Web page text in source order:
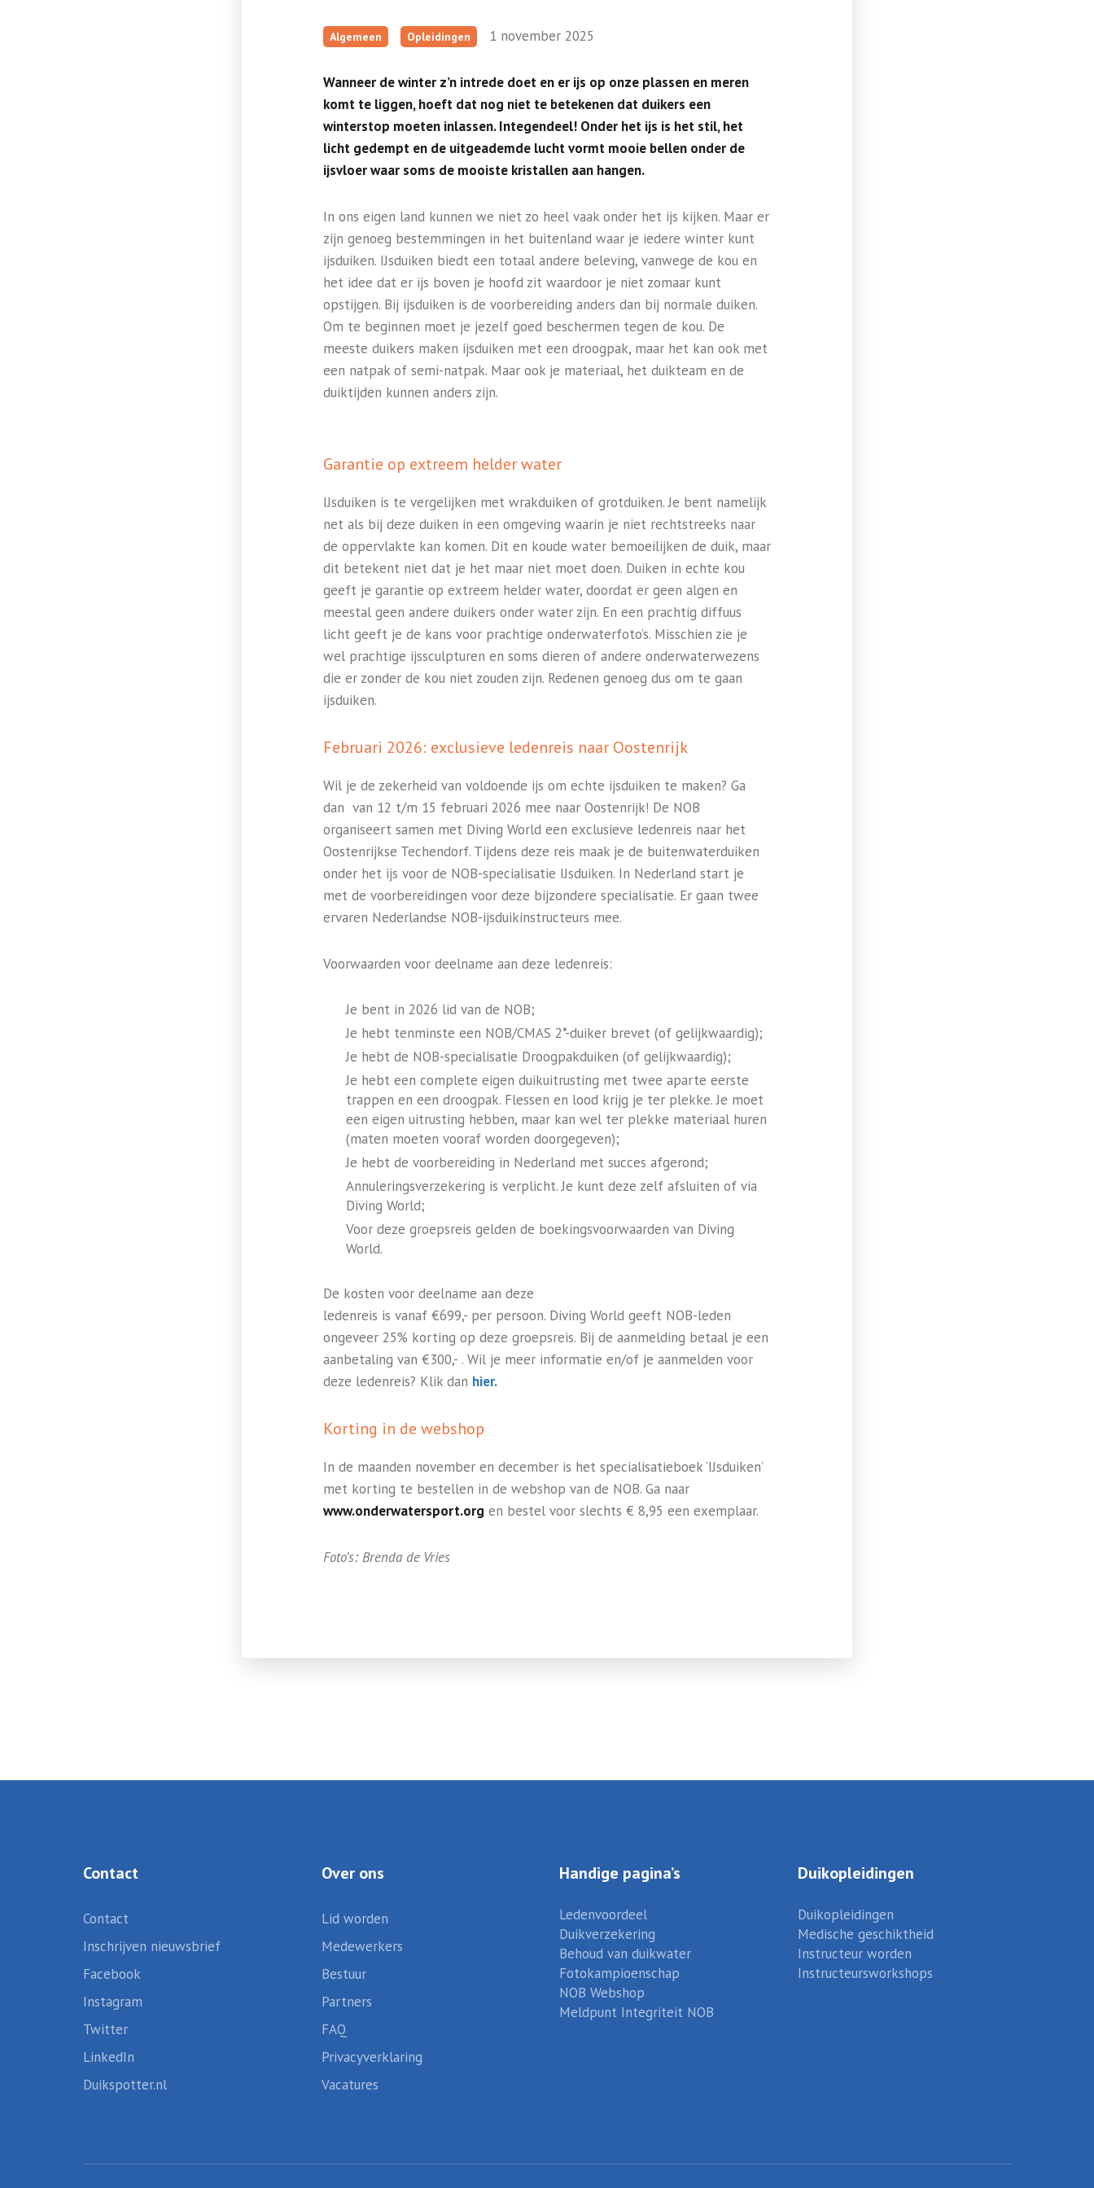
Algemeen Opleidingen 1 november 2025
Wanneer de winter z’n intrede doet en er ijs op onze plassen en meren
komt te liggen, hoeft dat nog niet te betekenen dat duikers een
winterstop moeten inlassen. Integendeel! Onder het ijs is het stil, het
licht gedempt en de uitgeademde lucht vormt mooie bellen onder de
ijsvloer waar soms de mooiste kristallen aan hangen.
In ons eigen land kunnen we niet zo heel vaak onder het ijs kijken. Maar er
zijn genoeg bestemmingen in het buitenland waar je iedere winter kunt
ijsduiken. IJsduiken biedt een totaal andere beleving, vanwege de kou en
het idee dat er ijs boven je hoofd zit waardoor je niet zomaar kunt
opstijgen. Bij ijsduiken is de voorbereiding anders dan bij normale duiken.
Om te beginnen moet je jezelf goed beschermen tegen de kou. De
meeste duikers maken ijsduiken met een droogpak, maar het kan ook met
een natpak of semi-natpak. Maar ook je materiaal, het duikteam en de
duiktijden kunnen anders zijn.
Garantie op extreem helder water
IJsduiken is te vergelijken met wrakduiken of grotduiken. Je bent namelijk
net als bij deze duiken in een omgeving waarin je niet rechtstreeks naar
de oppervlakte kan komen. Dit en koude water bemoeilijken de duik, maar
dit betekent niet dat je het maar niet moet doen. Duiken in echte kou
geeft je garantie op extreem helder water, doordat er geen algen en
meestal geen andere duikers onder water zijn. En een prachtig diffuus
licht geeft je de kans voor prachtige onderwaterfoto’s. Misschien zie je
wel prachtige ijssculpturen en soms dieren of andere onderwaterwezens
die er zonder de kou niet zouden zijn. Redenen genoeg dus om te gaan
ijsduiken.
Februari 2026: exclusieve ledenreis naar Oostenrijk
Wil je de zekerheid van voldoende ijs om echte ijsduiken te maken? Ga
dan van 12 t/m 15 februari 2026 mee naar Oostenrijk! De NOB
organiseert samen met Diving World een exclusieve ledenreis naar het
Oostenrijkse Techendorf. Tijdens deze reis maak je de buitenwaterduiken
onder het ijs voor de NOB-specialisatie IJsduiken. In Nederland start je
met de voorbereidingen voor deze bijzondere specialisatie. Er gaan twee
ervaren Nederlandse NOB-ijsduikinstructeurs mee.
Voorwaarden voor deelname aan deze ledenreis:
Je bent in 2026 lid van de NOB;
Je hebt tenminste een NOB/CMAS 2*-duiker brevet (of gelijkwaardig);
Je hebt de NOB-specialisatie Droogpakduiken (of gelijkwaardig);
Je hebt een complete eigen duikuitrusting met twee aparte eerste
trappen en een droogpak. Flessen en lood krijg je ter plekke. Je moet
een eigen uitrusting hebben, maar kan wel ter plekke materiaal huren
(maten moeten vooraf worden doorgegeven);
Je hebt de voorbereiding in Nederland met succes afgerond;
Annuleringsverzekering is verplicht. Je kunt deze zelf afsluiten of via
Diving World;
Voor deze groepsreis gelden de boekingsvoorwaarden van Diving
World.
De kosten voor deelname aan deze
ledenreis is vanaf €699,- per persoon. Diving World geeft NOB-leden
ongeveer 25% korting op deze groepsreis. Bij de aanmelding betaal je een
aanbetaling van €300,- . Wil je meer informatie en/of je aanmelden voor
deze ledenreis? Klik dan hier.
Korting in de webshop
In de maanden november en december is het specialisatieboek ‘IJsduiken’
met korting te bestellen in de webshop van de NOB. Ga naar
www.onderwatersport.org en bestel voor slechts € 8,95 een exemplaar.
Foto’s: Brenda de Vries
Contact
Contact
Inschrijven nieuwsbrief
Facebook
Instagram
Twitter
LinkedIn
Duikspotter.nl
Over ons
Lid worden
Medewerkers
Bestuur
Partners
FAQ
Privacyverklaring
Vacatures
Handige pagina’s
Ledenvoordeel
Duikverzekering
Behoud van duikwater
Fotokampioenschap
NOB Webshop
Meldpunt Integriteit NOB
Duikopleidingen
Duikopleidingen
Medische geschiktheid
Instructeur worden
Instructeursworkshops